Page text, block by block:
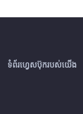
ទំព័រហ្វេសប៊ុករបស់យើង